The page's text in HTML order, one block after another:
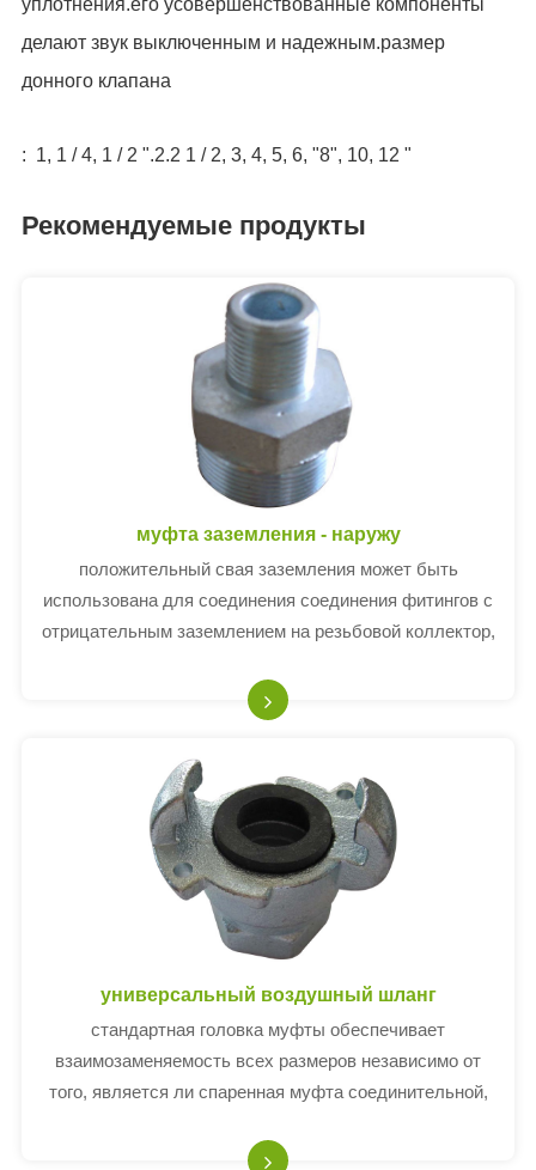
уплотнения.его усовершенствованные компоненты
делают звук выключенным и надежным.размер
донного клапана
: 1, 1 / 4, 1 / 2 ".2.2 1 / 2, 3, 4, 5, 6, "8", 10, 12 "
Рекомендуемые продукты
муфта заземления - наружу
положительный свая заземления может быть
использована для соединения соединения фитингов с
отрицательным заземлением на резьбовой коллектор,
резьбой по трубе, а затем поворачивать штуцер -
бабочку на друго
универсальный воздушный шланг
стандартная головка муфты обеспечивает
взаимозаменяемость всех размеров независимо от
того, является ли спаренная муфта соединительной,